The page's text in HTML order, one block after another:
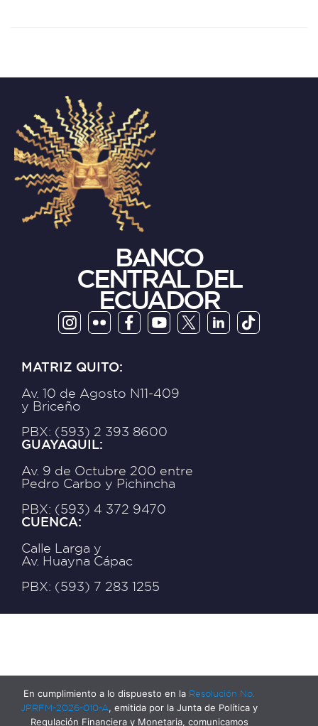
BANCO
CENTRAL DEL
ECUADOR
MATRIZ QUITO:
Av. 10 de Agosto N11-409
y Briceño
PBX: (593) 2 393 8600
GUAYAQUIL:
Av. 9 de Octubre 200 entre
Pedro Carbo y Pichincha
PBX: (593) 4 372 9470
CUENCA:
Calle Larga y
Av. Huayna Cápac
PBX: (593) 7 283 1255
En cumplimiento a lo dispuesto en la Resolución No.
JPRFM-2026-010-A, emitida por la Junta de Política y
Regulación Financiera y Monetaria, comunicamos